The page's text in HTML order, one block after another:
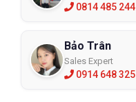
0814 485 244
Bảo Trân
Sales Expert
0914 648 325